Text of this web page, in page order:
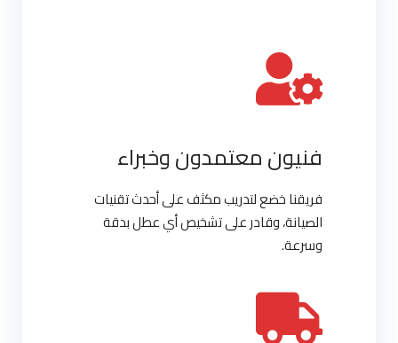
فنيون معتمدون وخبراء
فريقنا خضع لتدريب مكثف على أحدث تقنيات
الصيانة، وقادر على تشخيص أي عطل بدقة
وسرعة.